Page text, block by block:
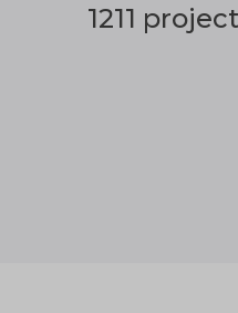
1211